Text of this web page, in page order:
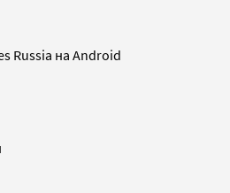
Russia на Android